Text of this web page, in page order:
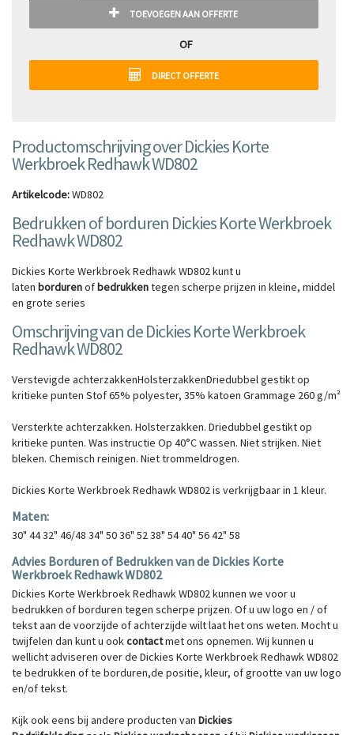
TOEVOEGEN AAN OFFERTE
OF
DIRECT OFFERTE
Productomschrijving over Dickies Korte
Werkbroek Redhawk WD802
Artikelcode:WD802
Bedrukken of borduren Dickies Korte Werkbroek
Redhawk WD802
Dickies Korte Werkbroek Redhawk WD802 kunt u
laten bordurenofbedrukkentegen scherpe prijzen in kleine, middel
en grote series
Omschrijving van de Dickies Korte Werkbroek
Redhawk WD802
Verstevigde achterzakkenHolsterzakkenDriedubbel gestikt op
kritieke punten Stof 65% polyester, 35% katoen Grammage 260 g/m²
Versterkte achterzakken. Holsterzakken. Driedubbel gestikt op
kritieke punten. Was instructie Op 40°C wassen. Niet strijken. Niet
bleken. Chemisch reinigen. Niet trommeldrogen.
Dickies Korte Werkbroek Redhawk WD802 is verkrijgbaar in 1 kleur.
Maten:
30" 44 32" 46/48 34" 50 36" 52 38" 54 40" 56 42" 58
Advies Borduren of Bedrukken van de Dickies Korte
Werkbroek Redhawk WD802
Dickies Korte Werkbroek Redhawk WD802 kunnen we voor u
bedrukken of borduren tegen scherpe prijzen. Of u uw logo en / of
tekst aan de voorzijde of achterzijde wilt laat het ons weten. Mocht u
twijfelen dan kunt u ookcontactmet ons opnemen. Wij kunnen u
wellicht adviseren over de Dickies Korte Werkbroek Redhawk WD802
te bedrukken of te borduren,de positie, kleur, of grootte van uw logo
en/of tekst.
Kijk ook eens bij andere producten van Dickies